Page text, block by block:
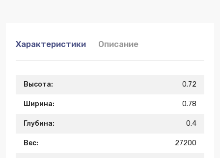
Характеристики Описание
Высота: 0.72
Ширина: 0.78
Глубина: 0.4
Вес: 27200